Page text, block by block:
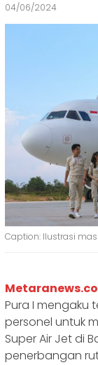
04/06/2024
Caption: Ilustrasi
Metaranews.co
Pura I mengaku
personel untuk
Super Air Jet di
penerbangan